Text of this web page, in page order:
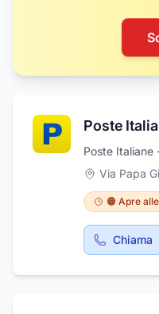
Poste
Poste Italiane
🟠 Apre
Chiama